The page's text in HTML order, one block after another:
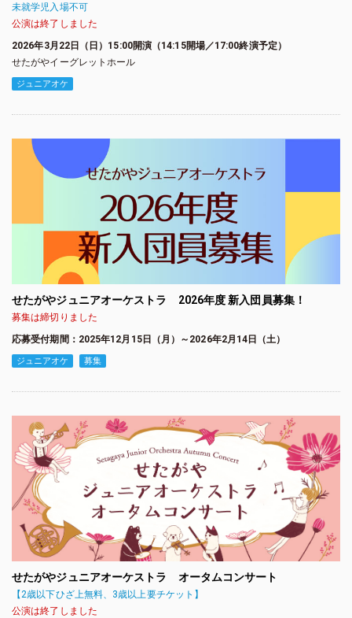
未就学児入場不可
公演は終了しました
2026年3月22日（日）15:00開演（14:15開場／17:00終演予定）
せたがやイーグレットホール
ジュニアオケ
せたがやジュニアオーケストラ 2026年度 新入団員募集！
募集は締切りました
応募受付期間：2025年12月15日（月）～2026年2月14日（土）
ジュニアオケ 募集
せたがやジュニアオーケストラ オータムコンサート
【2歳以下ひざ上無料、3歳以上要チケット】
公演は終了しました